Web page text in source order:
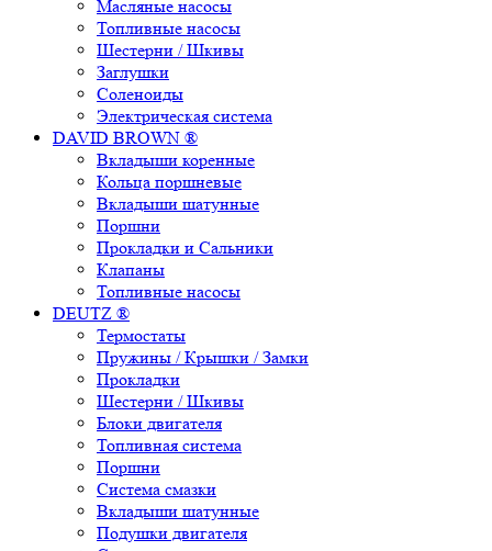
Масляные насосы
Топливные насосы
Шестерни / Шкивы
Заглушки
Соленоиды
Электрическая система
DAVID BROWN ®
Вкладыши коренные
Кольца поршневые
Вкладыши шатунные
Поршни
Прокладки и Сальники
Клапаны
Топливные насосы
DEUTZ ®
Термостаты
Пружины / Крышки / Замки
Прокладки
Шестерни / Шкивы
Блоки двигателя
Топливная система
Поршни
Система смазки
Вкладыши шатунные
Подушки двигателя